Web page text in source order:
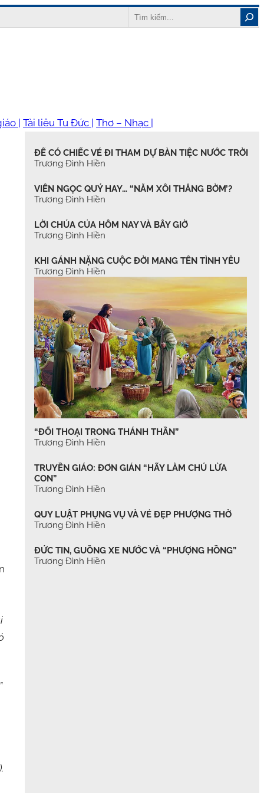
Search
| Tài liệu Tu Đức | Thơ – Nhạc |
ĐỂ CÓ CHIẾC VÉ ĐI THAM DỰ BÀN TIỆC NƯỚC TRỜI
Trương Đình Hiền
VIÊN NGỌC QUÝ HAY… “NẮM XÔI THẰNG BỜM’?
Trương Đình Hiền
LỜI CHÚA CỦA HÔM NAY VÀ BÂY GIỜ
Trương Đình Hiền
KHI GÁNH NẶNG CUỘC ĐỜI MANG TÊN TÌNH YÊU
Trương Đình Hiền
“ĐỐI THOẠI TRONG THÁNH THẦN”
Trương Đình Hiền
TRUYỀN GIÁO: ĐƠN GIẢN “HÃY LÀM CHÚ LỪA
CON”
Trương Đình Hiền
QUY LUẬT PHỤNG VỤ VÀ VẺ ĐẸP PHƯỢNG THỜ
Trương Đình Hiền
ĐỨC TIN, GUỒNG XE NƯỚC VÀ “PHƯỢNG HỒNG”
Trương Đình Hiền